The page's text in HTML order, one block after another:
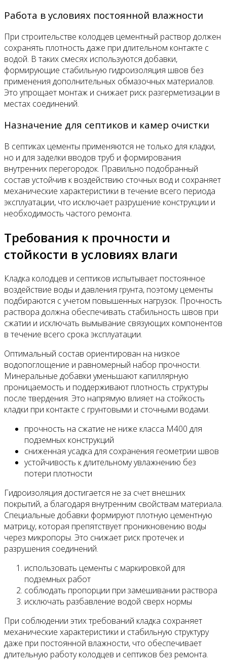
Работа в условиях постоянной влажности
При строительстве колодцев цементный раствор должен
сохранять плотность даже при длительном контакте с
водой. В таких смесях используются добавки,
формирующие стабильную гидроизоляция швов без
применения дополнительных обмазочных материалов.
Это упрощает монтаж и снижает риск разгерметизации в
местах соединений.
Назначение для септиков и камер очистки
В септиках цементы применяются не только для кладки,
но и для заделки вводов труб и формирования
внутренних перегородок. Правильно подобранный
состав устойчив к воздействию сточных вод и сохраняет
механические характеристики в течение всего периода
эксплуатации, что исключает разрушение конструкции и
необходимость частого ремонта.
Требования к прочности и
стойкости в условиях влаги
Кладка колодцев и септиков испытывает постоянное
воздействие воды и давления грунта, поэтому цементы
подбираются с учетом повышенных нагрузок. Прочность
раствора должна обеспечивать стабильность швов при
сжатии и исключать вымывание связующих компонентов
в течение всего срока эксплуатации.
Оптимальный состав ориентирован на низкое
водопоглощение и равномерный набор прочности.
Минеральные добавки уменьшают капиллярную
проницаемость и поддерживают плотность структуры
после твердения. Это напрямую влияет на стойкость
кладки при контакте с грунтовыми и сточными водами.
прочность на сжатие не ниже класса М400 для
подземных конструкций
сниженная усадка для сохранения геометрии швов
устойчивость к длительному увлажнению без
потери плотности
Гидроизоляция достигается не за счет внешних
покрытий, а благодаря внутренним свойствам материала.
Специальные добавки формируют плотную цементную
матрицу, которая препятствует проникновению воды
через микропоры. Это снижает риск протечек и
разрушения соединений.
использовать цементы с маркировкой для
подземных работ
соблюдать пропорции при замешивании раствора
исключать разбавление водой сверх нормы
При соблюдении этих требований кладка сохраняет
механические характеристики и стабильную структуру
даже при постоянной влажности, что обеспечивает
длительную работу колодцев и септиков без ремонта.